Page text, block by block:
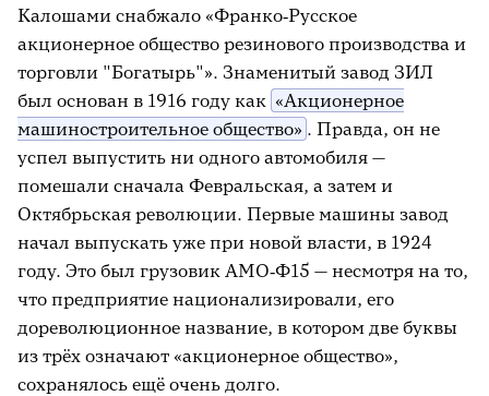
Калошами снабжало «Франко‑Русское
акционерное общество резинового производства и
торговли "Богатырь"». Знаменитый завод ЗИЛ
был основан в 1916 году как «Акционерное
машиностроительное общество» . Правда, он не
успел выпустить ни одного автомобиля —
помешали сначала Февральская, а затем и
Октябрьская революции. Первые машины завод
начал выпускать уже при новой власти, в 1924
году. Это был грузовик АМО‑Ф15 — несмотря на то,
что предприятие национализировали, его
дореволюционное название, в котором две буквы
из трёх означают «акционерное общество»,
сохранялось ещё очень долго.